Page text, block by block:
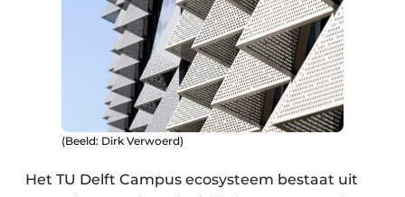
(Beeld: Dirk Verwoerd)
Het TU Delft Campus ecosysteem bestaat uit